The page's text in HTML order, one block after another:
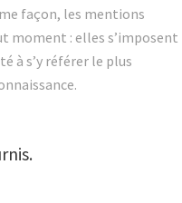
façon, les mentions
moment : elles s’imposent
à s’y référer le plus